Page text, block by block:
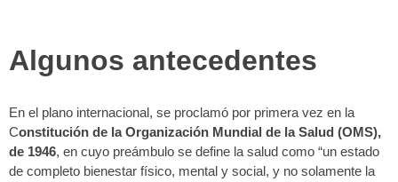
Algunos antecedentes
En el plano internacional, se proclamó por primera vez en la
Constitución de la Organización Mundial de la Salud (OMS),
de 1946, en cuyo preámbulo se define la salud como “un estado
de completo bienestar físico, mental y social, y no solamente la